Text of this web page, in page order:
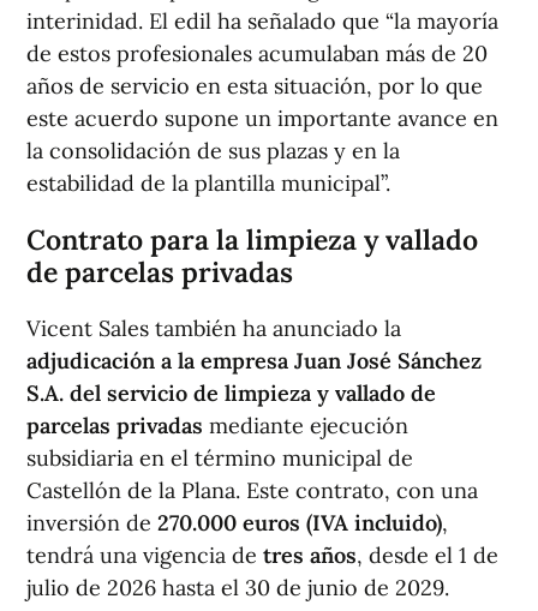
interinidad. El edil ha señalado que “la mayoría
de estos profesionales acumulaban más de 20
años de servicio en esta situación, por lo que
este acuerdo supone un importante avance en
la consolidación de sus plazas y en la
estabilidad de la plantilla municipal”.
Contrato para la limpieza y vallado
de parcelas privadas
Vicent Sales también ha anunciado la
adjudicación a la empresa Juan José Sánchez
S.A. del servicio de limpieza y vallado de
parcelas privadas mediante ejecución
subsidiaria en el término municipal de
Castellón de la Plana. Este contrato, con una
inversión de 270.000 euros (IVA incluido),
tendrá una vigencia de tres años, desde el 1 de
julio de 2026 hasta el 30 de junio de 2029.